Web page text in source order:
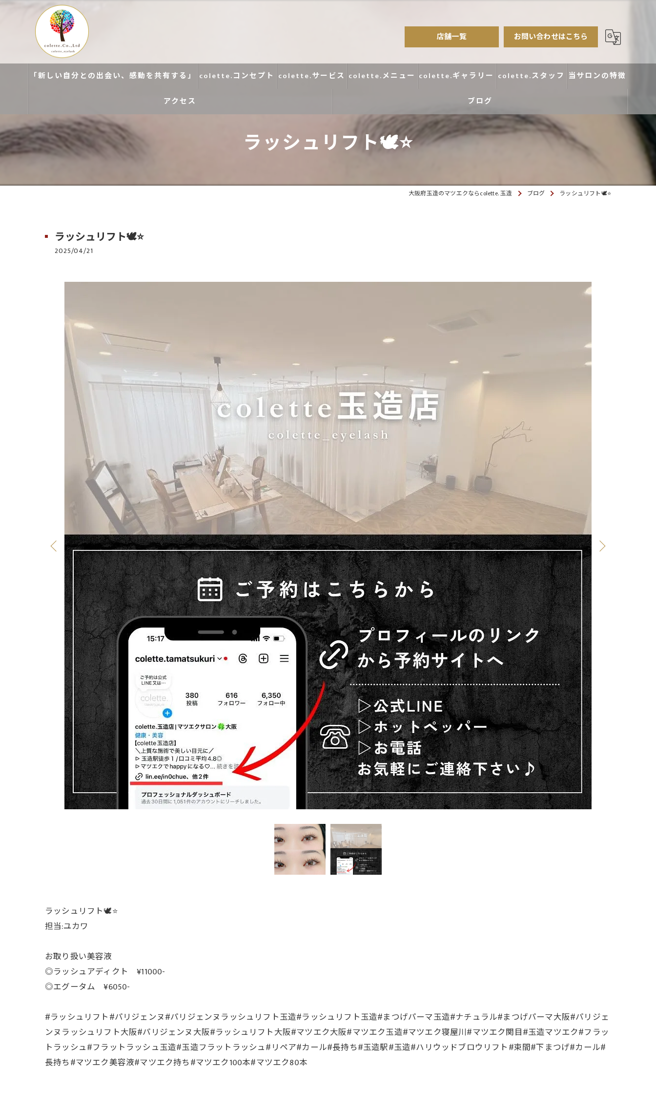
店舗一覧 お問い合わせはこちら
「新しい自分との出会い、感動を共有する」 colette.コンセプト colette.サービス colette.メニュー colette.ギャラリー colette.スタッフ 当サロンの特徴
エクステ
アクセス
colette. 玉造
colette. 寝屋川
ブログ
コラム
ラッシュリフト🕊️⭐️
大阪府玉造のマツエクならcolette. 玉造 ブログ ラッシュリフト🕊️⭐️
ラッシュリフト🕊️⭐️
2025/04/21
ラッシュリフト🕊️⭐️
担当:ユカワ
お取り扱い美容液
◎ラッシュアディクト ¥11000-
◎エグータム ¥6050-
#ラッシュリフト#パリジェンヌ#パリジェンヌラッシュリフト玉造#ラッシュリフト玉造#まつげパーマ玉造#ナチュラル#まつげパーマ大阪#パリジェ
ンヌラッシュリフト大阪#パリジェンヌ大阪#ラッシュリフト大阪#マツエク大阪#マツエク玉造#マツエク寝屋川#マツエク関目#玉造マツエク#フラッ
トラッシュ#フラットラッシュ玉造#玉造フラットラッシュ#リペア#カール#長持ち#玉造駅#玉造#ハリウッドブロウリフト#束間#下まつげ#カール#
長持ち#マツエク美容液#マツエク持ち#マツエク100本#マツエク80本